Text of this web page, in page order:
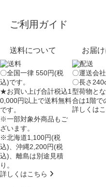
ご利用ガイド
送料について
〇全国一律 550円(税
込)です。
★お買い上げ合計税込1
0,000円以上で送料無料
です。
※一部対象外商品もご
ざいます。
※北海道1,100円(税
込)、沖縄2,200円(税
込)、離島は別途見積
り。
詳しくはこちら
お届
〇運送会
〇長さ
型荷物と
合は1階で
詳しくは